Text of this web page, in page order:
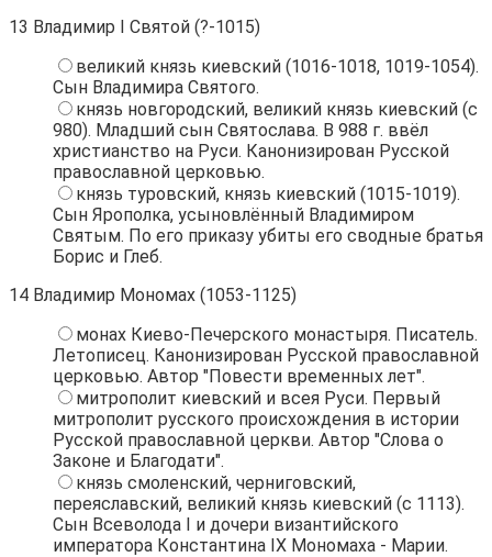
13 Владимир I Святой (?-1015)
великий князь киевский (1016-1018, 1019-1054).
Сын Владимира Святого.
князь новгородский, великий князь киевский (с
980). Младший сын Святослава. В 988 г. ввёл
христианство на Руси. Канонизирован Русской
православной церковью.
князь туровский, князь киевский (1015-1019).
Сын Ярополка, усыновлённый Владимиром
Святым. По его приказу убиты его сводные братья
Борис и Глеб.
14 Владимир Мономах (1053-1125)
монах Киево-Печерского монастыря. Писатель.
Летописец. Канонизирован Русской православной
церковью. Автор "Повести временных лет".
митрополит киевский и всея Руси. Первый
митрополит русского происхождения в истории
Русской православной церкви. Автор "Слова о
Законе и Благодати".
князь смоленский, черниговский,
переяславский, великий князь киевский (с 1113).
Сын Всеволода I и дочери византийского
императора Константина IХ Мономаха - Марии.